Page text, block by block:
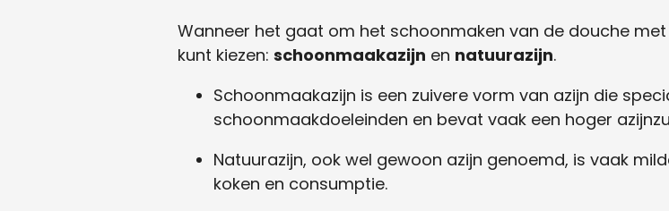
Wanneer het gaat om het schoonmaken van de douche
kunt kiezen: schoonmaakazijn en natuurazijn.
Schoonmaakazijn is een zuivere vorm van azijn die
schoonmaakdoeleinden en bevat vaak een hoger
Natuurazijn, ook wel gewoon azijn genoemd, is vaak
koken en consumptie.